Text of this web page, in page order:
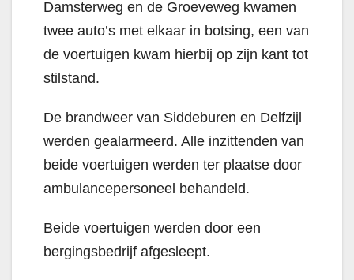
Damsterweg en de Groeveweg kwamen
twee auto’s met elkaar in botsing, een van
de voertuigen kwam hierbij op zijn kant tot
stilstand.
De brandweer van Siddeburen en Delfzijl
werden gealarmeerd. Alle inzittenden van
beide voertuigen werden ter plaatse door
ambulancepersoneel behandeld.
Beide voertuigen werden door een
bergingsbedrijf afgesleept.